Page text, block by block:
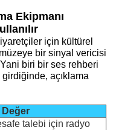
Ekipmanı
için kültürel
bir sinyal vericisi
biri bir ses rehberi
girdiğinde, açıklama
Değer
talebi için radyo